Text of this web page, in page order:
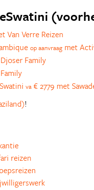
Van Verre Reizen
op aanvraag met
Family
va € 2779 met
!
reizen